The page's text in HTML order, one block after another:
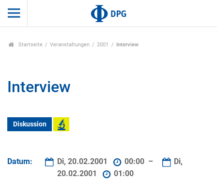
Startseite Veranstaltungen 2001 Interview
Interview
Diskussion
Datum: Di, 20.02.2001 00:00 –
Di,
20.02.2001
01:00